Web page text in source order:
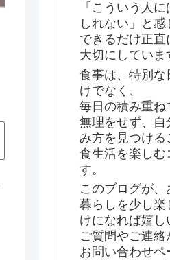
「こういう人
しれない」と感
できるだけ正直
大切にしていま
食事は、特別
けでなく、
毎日の積み重ね
無理をせず、自
み方を見つける
食生活を楽しむ
す。
このブログが
暮らしを少し
けになれば嬉し
ご質問やご連絡
お問い合わせ